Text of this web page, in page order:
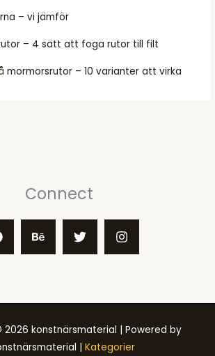
– vi jämför
– 4 sätt att foga rutor till filt
mormorsrutor – 10 varianter att virka
Connect
konstnärsmaterial | Powered by
| Kategorier